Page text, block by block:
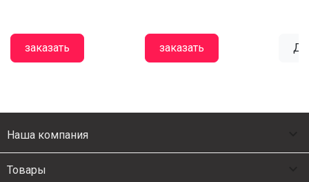
заказать заказать
Наша компания
Товары